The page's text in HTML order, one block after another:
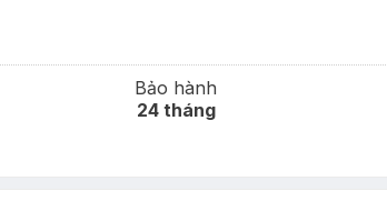
Bảo hành
24 tháng